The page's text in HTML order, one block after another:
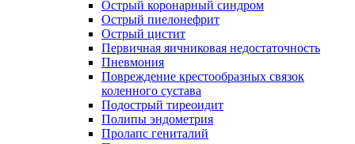
Острый коронарный синдром
Острый пиелонефрит
Острый цистит
Первичная яичниковая недостаточность
Пневмония
Повреждение крестообразных связок
коленного сустава
Подострый тиреоидит
Полипы эндометрия
Пролапс гениталий